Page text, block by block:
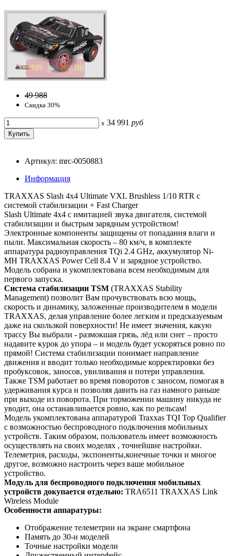
49 988
Скидка 30%
x 34 991 руб
Артикул: mrc-0050883
Информация
TRAXXAS Slash 4x4 Ultimate VXL Brushless 1/10 RTR с
системой стабилизации + Fast Charger
Slash Ultimate 4x4 с имитацией звука двигателя, системой
стабилизации и быстрым зарядным устройством!
Электронные компоненты защищены от попадания влаги и
пыли. Максимальная скорость – 80 км/ч, в комплекте
аппаратура радиоуправления TQi 2.4 GHz, аккумулятор Ni-
MH TRAXXAS Power Cell 8.4 V и зарядное устройство.
Модель собрана и укомплектована всем необходимым для
первого запуска.
Система стабилизации TSM (TRAXXAS Stability
Management) позволит Вам прочувствовать всю мощь,
скорость и динамику, заложенные производителем в модели
TRAXXAS, делая управление более легким и предсказуемым
даже на скользкой поверхности! Не имеет значения, какую
трассу Вы выбрали - размокшая грязь, лёд или снег – просто
надавите курок до упора – и модель будет ускоряться ровно по
прямой! Система стабилизации понимает направление
движения и вводит только необходимые корректировки без
пробуксовок, заносов, увиливания и потери управления.
Также TSM работает во время поворотов c заносом, помогая в
удерживания курса и позволяя давить на газ намного раньше
при выходе из поворота. При торможении машину никуда не
уводит, она останавливается ровно, как по рельсам!
Модель укомплектована аппаратурой Traxxas TQI Top Qualifier
с возможностью беспроводного подключения мобильных
устройств. Таким образом, пользователь имеет возможность
осуществлять на своих моделях , точнейшие настройки.
Телеметрия, расходы, экспоненты,конечные точки и многое
другое, возможно настроить через ваше мобильное
устройство.
Модуль для беспроводного подключения мобильных
устройств докупается отдельно: TRA6511 TRAXXAS Link
Wireless Module
Особенности аппаратуры:
Отображение телеметрии на экране смартфона
Память до 30-и моделей
Точные настройки модели